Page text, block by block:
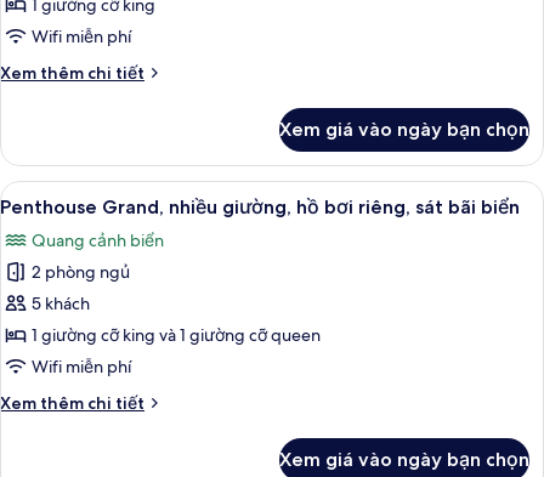
cảnh
phố
1 giường cỡ king
Wifi miễn phí
Xem thêm chi tiết
Chi
Studio
Suite,
quang
thành
phố
Xem giá vào ngày bạn chọn
Xem
tất
cả
ảnh
Penthouse
Grand,
nhiều
hồ
Penthouse Grand, nhiều giường,
11
Penthouse Grand, nhiều giường, hồ bơi riêng, sát bãi biển
Quang cảnh biển
2 phòng ngủ
5 khách
1 giường cỡ king và 1 giường cỡ queen
Wifi miễn phí
Xem thêm chi tiết
Chi
Xem giá vào ngày bạn chọn